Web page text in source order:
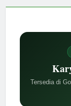
Tersedia di